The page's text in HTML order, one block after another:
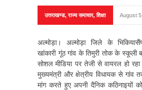
उत्तराखण्ड,राज्य समाचार,शिक्षा August
अल्मोड़ा। अल्मोड़ा जिले के
खांकारी गूंठ गांव के तिमुरी तोक के स्कूली
सोशल मीडिया पर तेजी से वायरल हो
मुख्यमंत्री और क्षेत्रीय विधायक से गांव
मांग करते हुए अपनी दैनिक कठिनाइयों